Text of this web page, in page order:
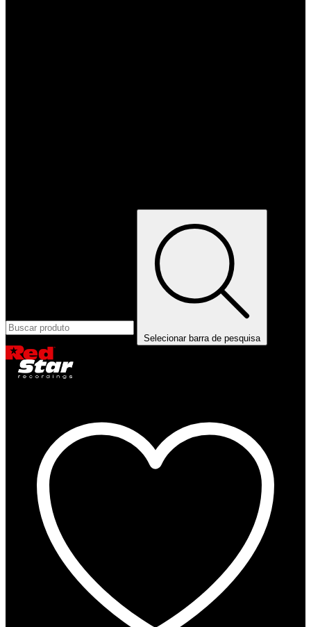
Selecionar barra de pesquisa